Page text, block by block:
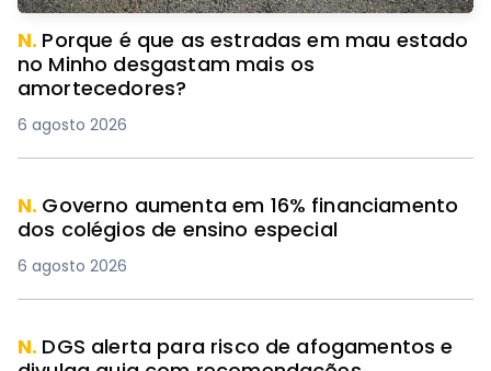
N. Porque é que as estradas em mau estado
no Minho desgastam mais os
amortecedores?
6 agosto 2026
N. Governo aumenta em 16% financiamento
dos colégios de ensino especial
6 agosto 2026
N. DGS alerta para risco de afogamentos e